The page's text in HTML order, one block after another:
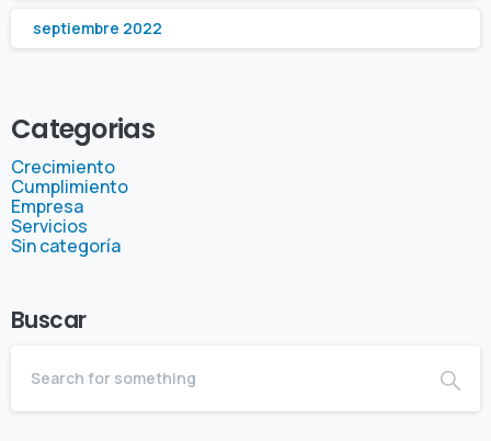
septiembre 2022
Categorias
Crecimiento
Cumplimiento
Empresa
Servicios
Sin categoría
Buscar